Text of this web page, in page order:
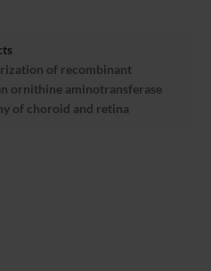
of recombinant
ornithine aminotransferase
of choroid and retina